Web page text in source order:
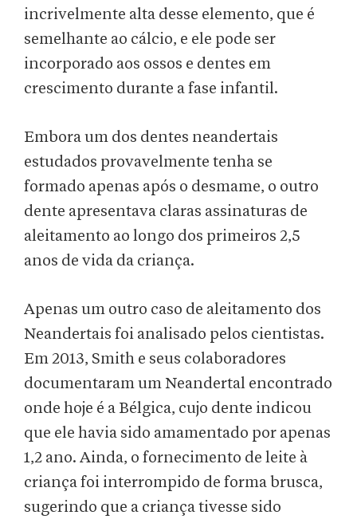
incrivelmente alta desse elemento, que é
semelhante ao cálcio, e ele pode ser
incorporado aos ossos e dentes em
crescimento durante a fase infantil.
Embora um dos dentes neandertais
estudados provavelmente tenha se
formado apenas após o desmame, o outro
dente apresentava claras assinaturas de
aleitamento ao longo dos primeiros 2,5
anos de vida da criança.
Apenas um outro caso de aleitamento dos
Neandertais foi analisado pelos cientistas.
Em 2013, Smith e seus colaboradores
documentaram um Neandertal encontrado
onde hoje é a Bélgica, cujo dente indicou
que ele havia sido amamentado por apenas
1,2 ano. Ainda, o fornecimento de leite à
criança foi interrompido de forma brusca,
sugerindo que a criança tivesse sido